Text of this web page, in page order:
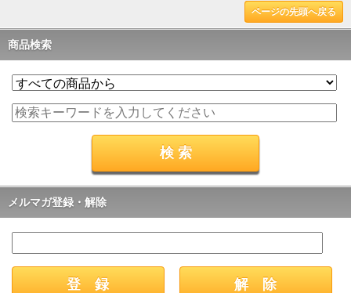
ページの先頭へ戻る
商品検索
メルマガ登録・解除